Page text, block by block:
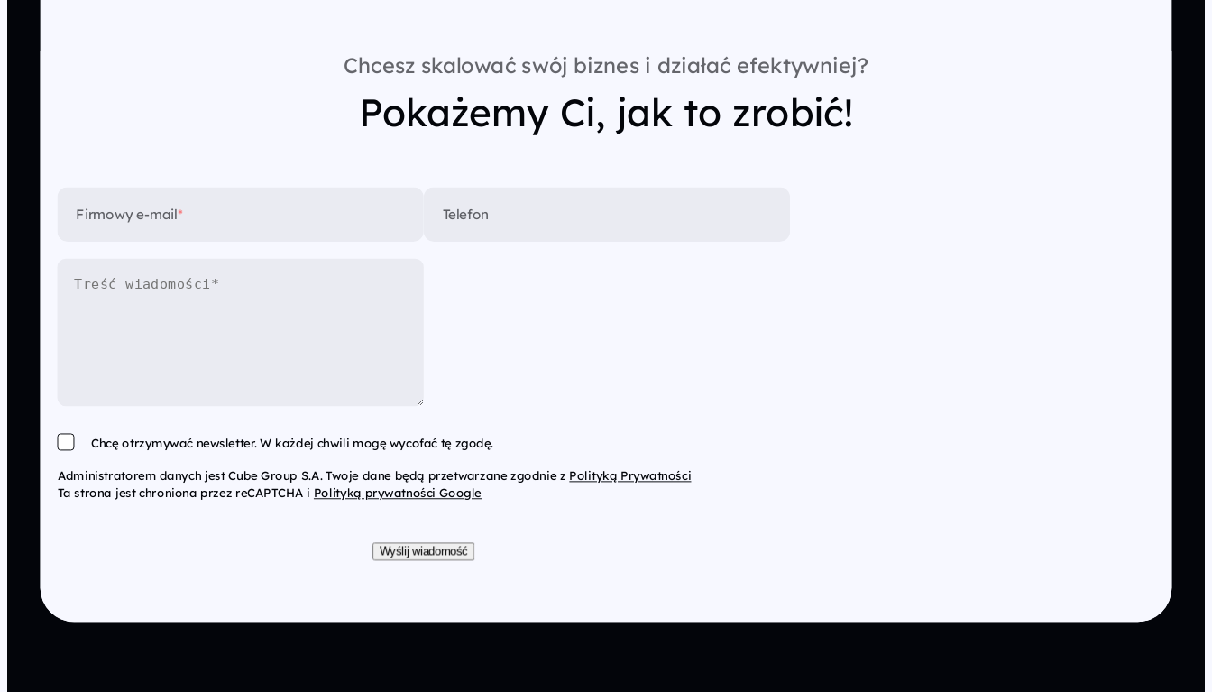
Chcesz skalować swój biznes i działać efektywniej?
Pokażemy Ci, jak to zrobić!
Firmowy e-mail* Telefon
Chcę otrzymywać newsletter. W każdej chwili mogę wycofać tę zgodę.
Administratorem danych jest Cube Group S.A. Twoje dane będą przetwarzane zgodnie z Polityką Prywatności
Ta strona jest chroniona przez reCAPTCHA i Polityką prywatności Google
Wyślij wiadomość